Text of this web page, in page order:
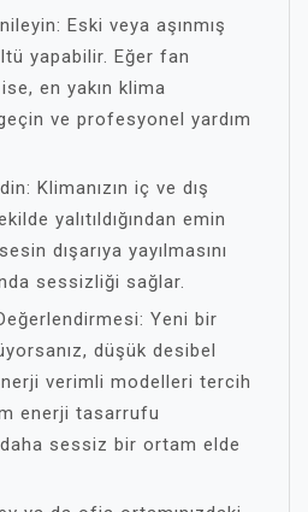
Eski veya aşınmış
yapabilir. Eğer fan
en yakın klima
ve profesyonel yardım
Klimanızın iç ve dış
yalıtıldığından emin
dışarıya yayılmasını
sessizliği sağlar.
Yeni bir
düşük desibel
verimli modelleri tercih
enerji tasarrufu
daha sessiz bir ortam elde